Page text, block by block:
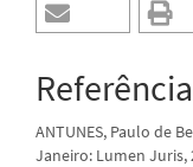
ANTUNES, Paulo de
Janeiro: Lumen Juris,